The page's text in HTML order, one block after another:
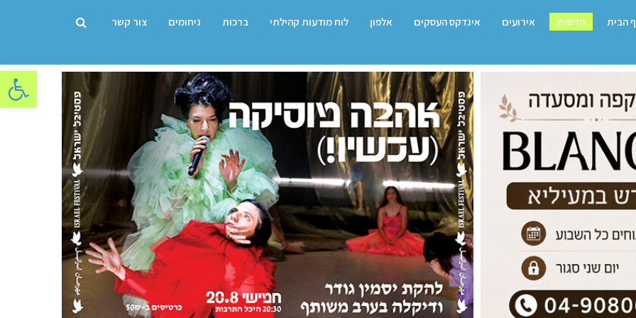
פתח
הבית חדשות אירועים אינדקס העסקים אלפון לוח מודעות קהילתי ברכות ניחומים צור קשר